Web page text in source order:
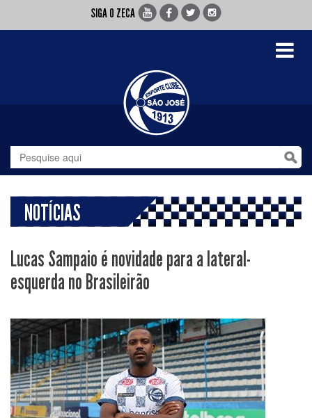
SIGA O ZECA
Toggle
NOTÍCIAS
Lucas Sampaio é novidade para a lateral-
esquerda no Brasileirão